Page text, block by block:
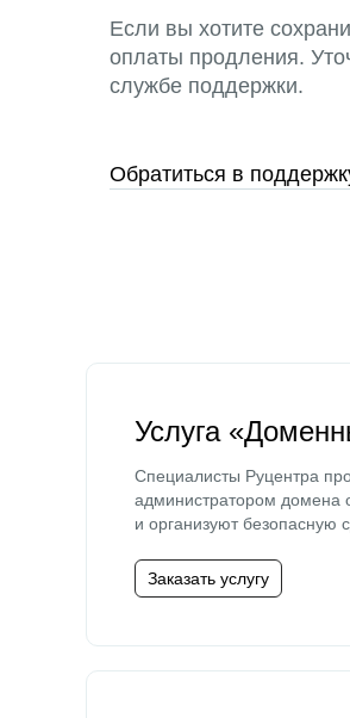
Если вы хотите
оплаты продления.
службе поддержки.
Обратиться в
Услуга
Специалисты Руцентра
администратором домена
и организуют безопасную
Заказать услугу